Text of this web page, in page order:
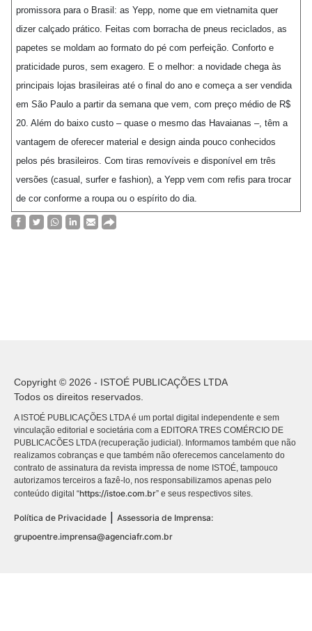
promissora para o Brasil: as Yepp, nome que em vietnamita quer
dizer calçado prático. Feitas com borracha de pneus reciclados, as
papetes se moldam ao formato do pé com perfeição. Conforto e
praticidade puros, sem exagero. E o melhor: a novidade chega às
principais lojas brasileiras até o final do ano e começa a ser vendida
em São Paulo a partir da semana que vem, com preço médio de R$
20. Além do baixo custo – quase o mesmo das Havaianas –, têm a
vantagem de oferecer material e design ainda pouco conhecidos
pelos pés brasileiros. Com tiras removíveis e disponível em três
versões (casual, surfer e fashion), a Yepp vem com refis para trocar
de cor conforme a roupa ou o espírito do dia.
Copyright © 2026 - ISTOÉ PUBLICAÇÕES LTDA
Todos os direitos reservados.
A ISTOÉ PUBLICAÇÕES LTDA é um portal digital independente e sem
vinculação editorial e societária com a EDITORA TRES COMÉRCIO DE
PUBLICACÕES LTDA (recuperação judicial). Informamos também que não
realizamos cobranças e que também não oferecemos cancelamento do
contrato de assinatura da revista impressa de nome ISTOÉ, tampouco
autorizamos terceiros a fazê-lo, nos responsabilizamos apenas pelo
conteúdo digital “https://istoe.com.br” e seus respectivos sites.
Política de Privacidade
Assessoria de Imprensa:
grupoentre.imprensa@agenciafr.com.br